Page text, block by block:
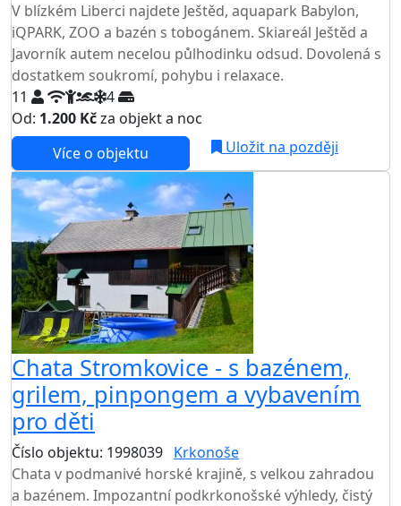
V blízkém Liberci najdete Ještěd, aquapark Babylon,
iQPARK, ZOO a bazén s tobogánem. Skiareál Ještěd a
Javorník autem necelou půlhodinku odsud. Dovolená s
dostatkem soukromí, pohybu i relaxace.
11
4
Od: 1.200 Kčza objekt a noc
Více o objektu Uložit na později
Chata Stromkovice - s bazénem,
grilem, pinpongem a vybavením
pro děti
Číslo objektu: 1998039 Krkonoše
Chata v podmanivé horské krajině, s velkou zahradou
a bazénem. Impozantní podkrkonošské výhledy, čistý